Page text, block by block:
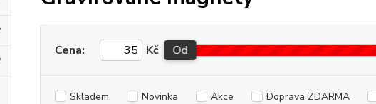
Cena: Kč Od
Skladem Novinka Akce Doprava ZDARMA